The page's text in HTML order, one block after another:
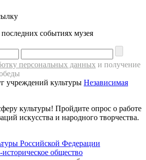
событиях музея
персональных данных и получение
учреждений культуры Независимая
культуры! Пройдите опрос о работе
искусства и народного творчества.